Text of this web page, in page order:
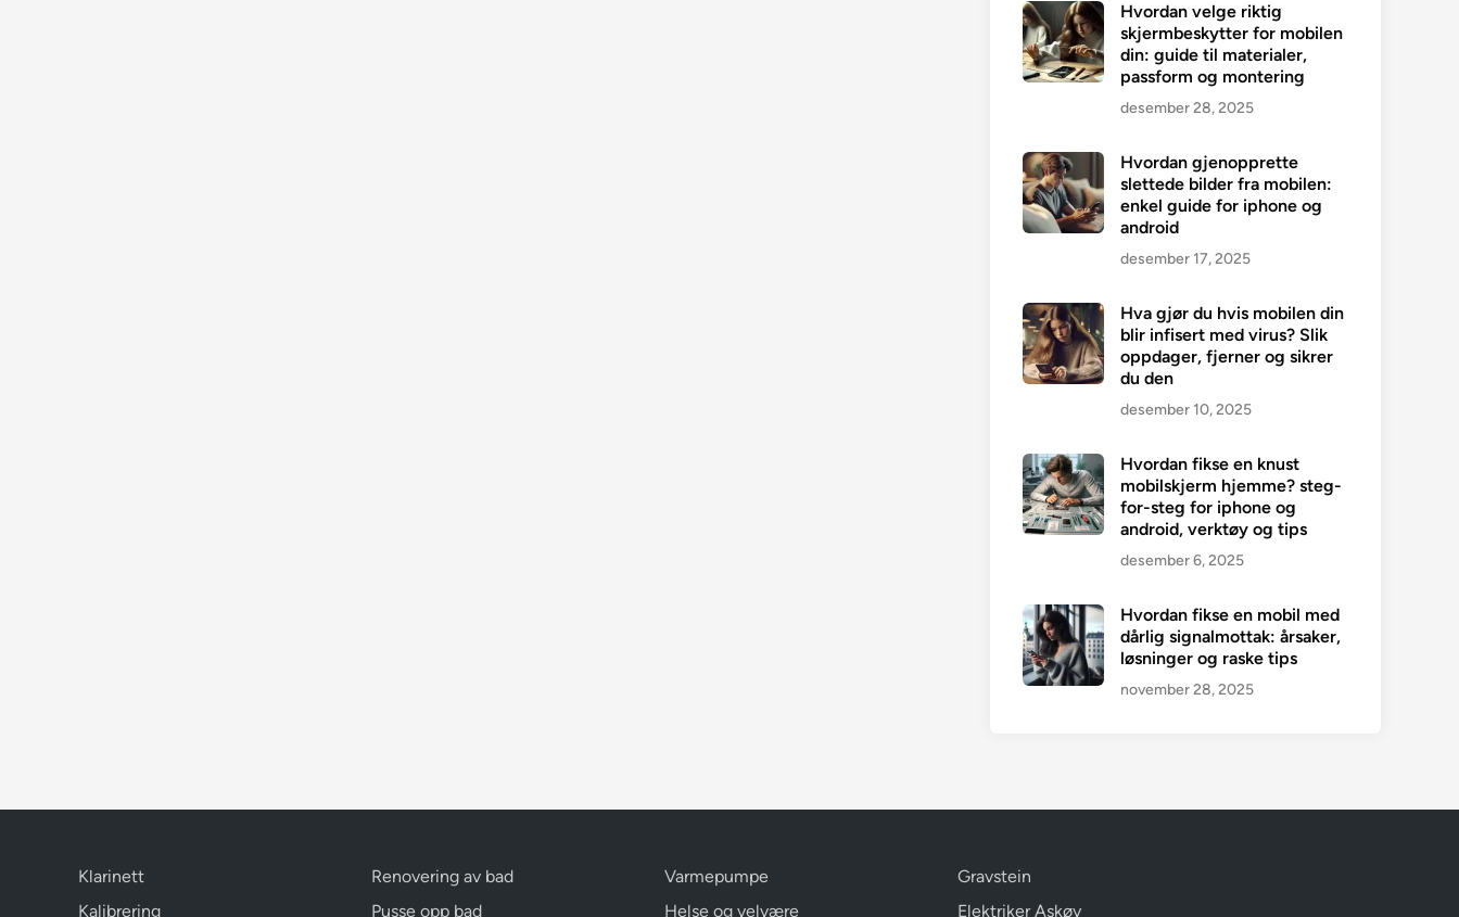
Hvordan velge riktig
skjermbeskytter for mobilen
din: guide til materialer,
passform og montering
desember 28, 2025
Hvordan gjenopprette
slettede bilder fra mobilen:
enkel guide for iphone og
android
desember 17, 2025
Hva gjør du hvis mobilen din
blir infisert med virus? Slik
oppdager, fjerner og sikrer
du den
desember 10, 2025
Hvordan fikse en knust
mobilskjerm hjemme? steg-
for-steg for iphone og
android, verktøy og tips
desember 6, 2025
Hvordan fikse en mobil med
dårlig signalmottak: årsaker,
løsninger og raske tips
november 28, 2025
Klarinett
Kalibrering
Renovering av bad
Pusse opp bad
Varmepumpe
Helse og velvære
Gravstein
Elektriker Askøy